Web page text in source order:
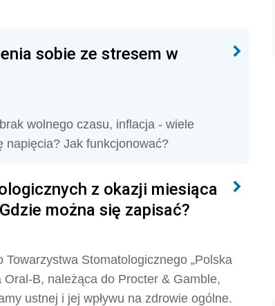
sobie ze stresem w
wolnego czasu, inflacja - wiele
napięcia? Jak funkcjonować?
z okazji miesiąca
można się zapisać?
Stomatologicznego „Polska
B, należąca do Procter & Gamble,
ustnej i jej wpływu na zdrowie ogólne.